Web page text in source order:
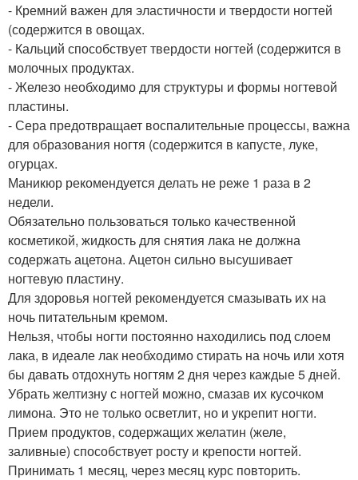
- Кремний важен для эластичности и твердости ногтей
(содержится в овощах.
- Кальций способствует твердости ногтей (содержится в
молочных продуктах.
- Железо необходимо для структуры и формы ногтевой
пластины.
- Сера предотвращает воспалительные процессы, важна
для образования ногтя (содержится в капусте, луке,
огурцах.
Маникюр рекомендуется делать не реже 1 раза в 2
недели.
Обязательно пользоваться только качественной
косметикой, жидкость для снятия лака не должна
содержать ацетона. Ацетон сильно высушивает
ногтевую пластину.
Для здоровья ногтей рекомендуется смазывать их на
ночь питательным кремом.
Нельзя, чтобы ногти постоянно находились под слоем
лака, в идеале лак необходимо стирать на ночь или хотя
бы давать отдохнуть ногтям 2 дня через каждые 5 дней.
Убрать желтизну с ногтей можно, смазав их кусочком
лимона. Это не только осветлит, но и укрепит ногти.
Прием продуктов, содержащих желатин (желе,
заливные) способствует росту и крепости ногтей.
Принимать 1 месяц, через месяц курс повторить.